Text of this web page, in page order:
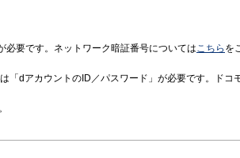
必要です。ネットワーク暗証番号についてはこちら を
「dアカウントのID／パスワード」が必要です。ドコ